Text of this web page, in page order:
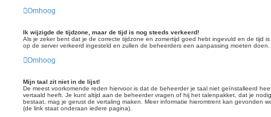
Omhoog
Ik wijzigde de tijdzone, maar de tijd is nog steeds verkeerd!
Als je zeker bent dat je de correcte tijdzone en zomertijd goed hebt ingevuld en de tijd
op de server verkeerd ingesteld en zullen de beheerders een aanpassing moeten doen.
Omhoog
Mijn taal zit niet in de lijst!
De meest voorkomende reden hiervoor is dat de beheerder je taal niet geïnstalleerd
vertaald heeft. Je kunt altijd aan de beheerder vragen of hij het talenpakket, dat je
bestaat, mag je gerust de vertaling maken. Meer informatie hieromtrent kan gevonden
(de link staat onderaan iedere pagina).